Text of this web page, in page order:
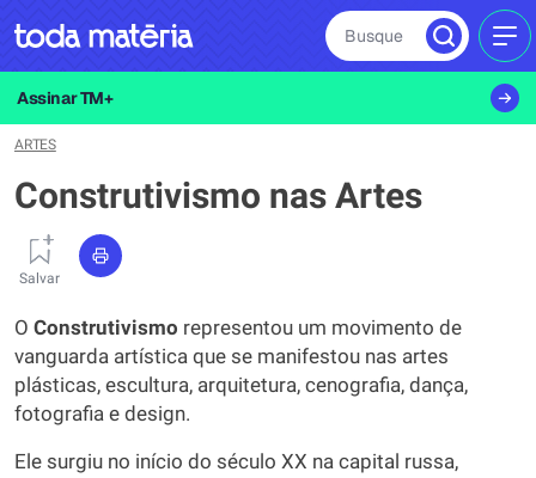
Busque
Assinar TM+
ARTES
Construtivismo nas Artes
Salvar
O Construtivismo representou um movimento de
vanguarda artística que se manifestou nas artes
plásticas, escultura, arquitetura, cenografia, dança,
fotografia e design.
Ele surgiu no início do século XX na capital russa,